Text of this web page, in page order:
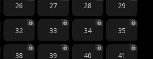
26 27 28 29
32 33 34 35
38 39 40 41